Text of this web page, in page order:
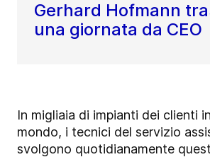
Gerhard Hofmann
una giornata da CEO
In migliaia di impianti dei clienti
mondo, i tecnici del servizio
svolgono quotidianamente